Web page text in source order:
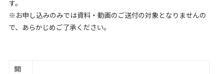
す。
※お申し込みのみでは資料・動画のご送付の対象となりませんの
で、あらかじめご了承ください。
開